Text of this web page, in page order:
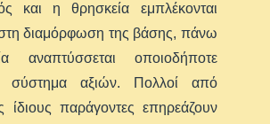
και η θρησκεία εμπλέκονται
στη διαμόρφωση της βάσης, πάνω
αναπτύσσεται οποιοδήποτε
σύστημα αξιών. Πολλοί από
ίδιους παράγοντες επηρεάζουν